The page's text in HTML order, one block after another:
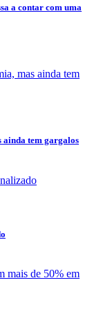
a contar com uma
ainda tem gargalos